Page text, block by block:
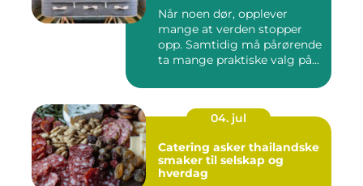
Når noen dør, opplever
mange at verden stopper
opp. Samtidig må pårørende
ta mange praktiske valg på...
04. jul
Catering asker thailandske
smaker til selskap og
hverdag